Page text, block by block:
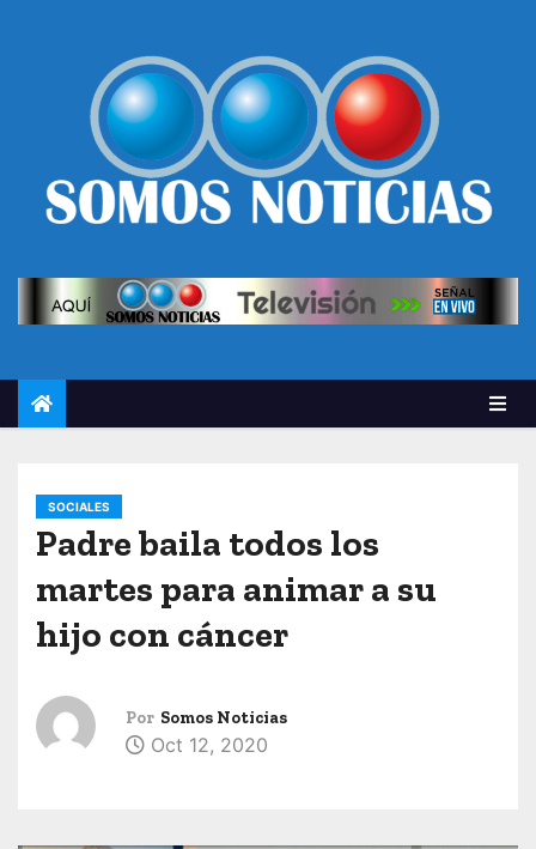
SOCIALES
Padre baila todos los
martes para animar a su
hijo con cáncer
Por Somos Noticias
Oct 12, 2020